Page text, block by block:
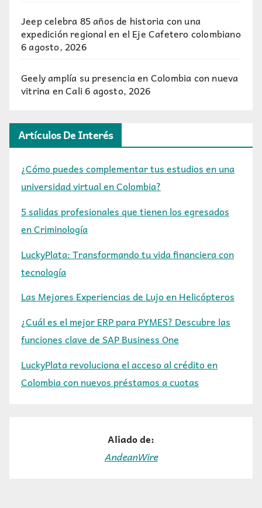
Jeep celebra 85 años de historia con una
expedición regional en el Eje Cafetero colombiano
6 agosto, 2026
Geely amplía su presencia en Colombia con nueva
vitrina en Cali 6 agosto, 2026
Artículos De Interés
¿Cómo puedes complementar tus estudios en una
universidad virtual en Colombia?
5 salidas profesionales que tienen los egresados
en Criminología
LuckyPlata: Transformando tu vida financiera con
tecnología
Las Mejores Experiencias de Lujo en Helicópteros
¿Cuál es el mejor ERP para PYMES? Descubre las
funciones clave de SAP Business One
LuckyPlata revoluciona el acceso al crédito en
Colombia con nuevos préstamos a cuotas
Aliado de:
AndeanWire